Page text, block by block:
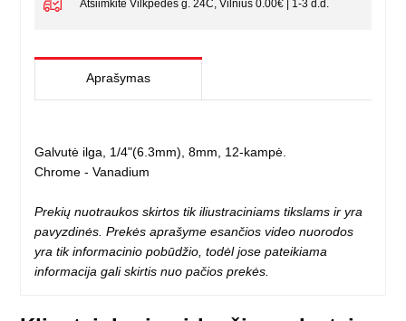
Atsiimkite Vilkpėdės g. 24C, Vilnius 0.00€ | 1-3 d.d.
Aprašymas
Galvutė ilga, 1/4"(6.3mm), 8mm, 12-kampė.
Chrome - Vanadium
Prekių nuotraukos skirtos tik iliustraciniams tikslams ir yra
pavyzdinės. Prekės aprašyme esančios video nuorodos
yra tik informacinio pobūdžio, todėl jose pateikiama
informacija gali skirtis nuo pačios prekės.